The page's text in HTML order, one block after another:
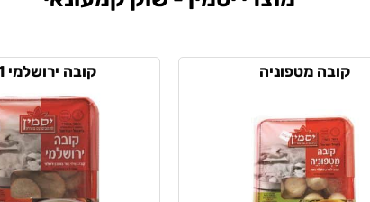
קובה מטפוניה קובה ירושלמי 1 קג'